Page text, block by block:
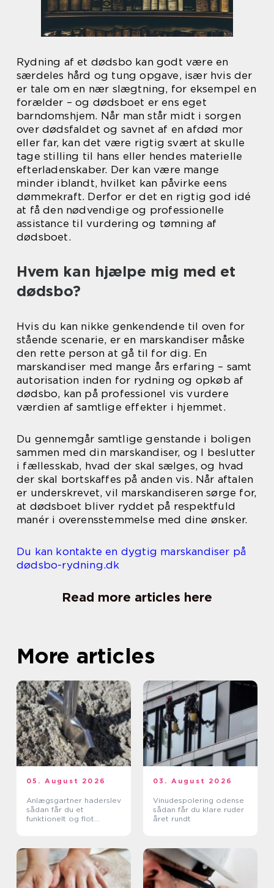
Rydning af et dødsbo kan godt være en
særdeles hård og tung opgave, især hvis der
er tale om en nær slægtning, for eksempel en
forælder – og dødsboet er ens eget
barndomshjem. Når man står midt i sorgen
over dødsfaldet og savnet af en afdød mor
eller far, kan det være rigtig svært at skulle
tage stilling til hans eller hendes materielle
efterladenskaber. Der kan være mange
minder iblandt, hvilket kan påvirke eens
dømmekraft. Derfor er det en rigtig god idé
at få den nødvendige og professionelle
assistance til vurdering og tømning af
dødsboet.
Hvem kan hjælpe mig med et
dødsbo?
Hvis du kan nikke genkendende til oven for
stående scenarie, er en marskandiser måske
den rette person at gå til for dig. En
marskandiser med mange års erfaring – samt
autorisation inden for rydning og opkøb af
dødsbo, kan på professionel vis vurdere
værdien af samtlige effekter i hjemmet.
Du gennemgår samtlige genstande i boligen
sammen med din marskandiser, og I beslutter
i fællesskab, hvad der skal sælges, og hvad
der skal bortskaffes på anden vis. Når aftalen
er underskrevet, vil marskandiseren sørge for,
at dødsboet bliver ryddet på respektfuld
manér i overensstemmelse med dine ønsker.
Du kan kontakte en dygtig marskandiser på
dødsbo-rydning.dk
Read more articles here
More articles
05. August 2026
Anlægsgartner haderslev
sådan får du et
funktionelt og flot
03. August 2026
Vinudespolering odense
sådan får du klare ruder
året rundt